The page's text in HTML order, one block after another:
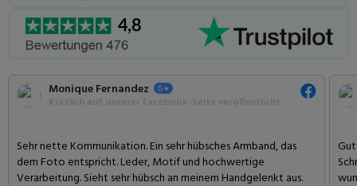
Monique Fernandez
Sehr nette Kommunikation. Ein sehr hübsches Armband, das
dem Foto entspricht. Leder, Motif und hochwertige
Verarbeitung. Sieht sehr hübsch an meinem Handgelenkt aus.